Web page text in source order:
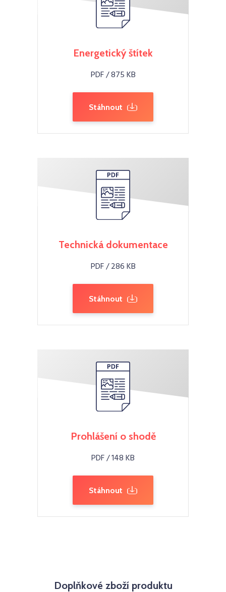
Energetický štítek
PDF / 875 KB
Stáhnout
Technická dokumentace
PDF / 286 KB
Stáhnout
Prohlášení o shodě
PDF / 148 KB
Stáhnout
Doplňkové zboží produktu